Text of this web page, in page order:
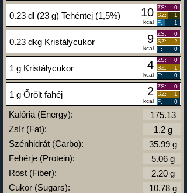
0.23 dl (23 g) Tehéntej (1,5%) 10
kcal
ZS:
0
SZ:
1
F:
1
0.23 dkg Kristálycukor 9
kcal
ZS:
0
SZ:
2
F:
0
1 g Kristálycukor 4
kcal
ZS:
0
SZ:
1
F:
0
1 g Őrölt fahéj 2
kcal
ZS:
0
SZ:
1
F:
0
Kalória (Energy):
Zsír (Fat):
Szénhidrát (Carbo):
Fehérje (Protein):
Rost (Fiber):
Cukor (Sugars):